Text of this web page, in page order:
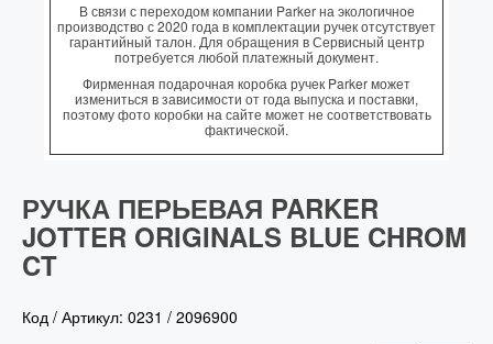
В связи с переходом компании Parker на экологичное
производство с 2020 года в комплектации ручек отсутствует
гарантийный талон. Для обращения в Сервисный центр
потребуется любой платежный документ.
Фирменная подарочная коробка ручек Parker может
измениться в зависимости от года выпуска и поставки,
поэтому фото коробки на сайте может не соответствовать
фактической.
РУЧКА ПЕРЬЕВАЯ PARKER
JOTTER ORIGINALS BLUE CHROM
CT
Код / Артикул: 0231 / 2096900